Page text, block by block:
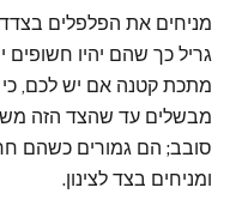
מניחים את הפלפלים
גריל כך שהם יהיו
מתכת קטנה אם יש לכם, כי
סובב; הם גמורים כשהם
ומניחים בצד לצינון.